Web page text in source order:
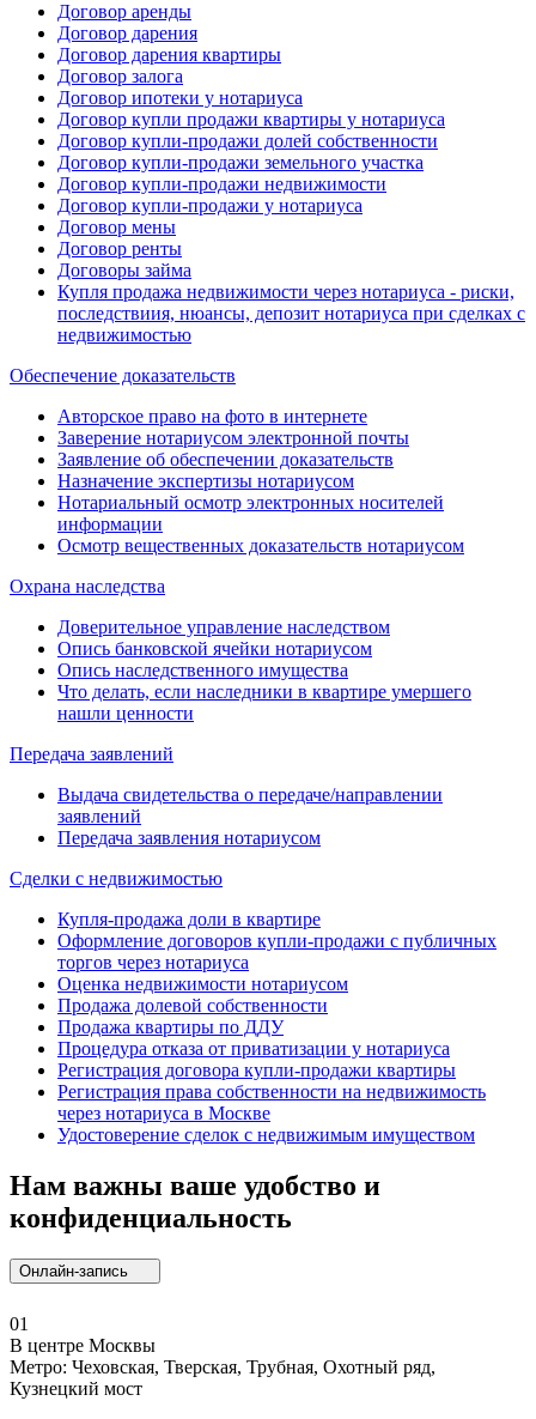
Договор аренды
Договор дарения
Договор дарения квартиры
Договор залога
Договор ипотеки у нотариуса
Договор купли продажи квартиры у нотариуса
Договор купли-продажи долей собственности
Договор купли-продажи земельного участка
Договор купли-продажи недвижимости
Договор купли-продажи у нотариуса
Договор мены
Договор ренты
Договоры займа
Купля продажа недвижимости через нотариуса - риски,
последствиия, нюансы, депозит нотариуса при сделках с
недвижимостью
Обеспечение доказательств
Авторское право на фото в интернете
Заверение нотариусом электронной почты
Заявление об обеспечении доказательств
Назначение экспертизы нотариусом
Нотариальный осмотр электронных носителей
информации
Осмотр вещественных доказательств нотариусом
Охрана наследства
Доверительное управление наследством
Опись банковской ячейки нотариусом
Опись наследственного имущества
Что делать, если наследники в квартире умершего
нашли ценности
Передача заявлений
Выдача свидетельства о передаче/направлении
заявлений
Передача заявления нотариусом
Сделки с недвижимостью
Купля-продажа доли в квартире
Оформление договоров купли-продажи с публичных
торгов через нотариуса
Оценка недвижимости нотариусом
Продажа долевой собственности
Продажа квартиры по ДДУ
Процедура отказа от приватизации у нотариуса
Регистрация договора купли-продажи квартиры
Регистрация права собственности на недвижимость
через нотариуса в Москве
Удостоверение сделок с недвижимым имуществом
Нам важны ваше удобство и
конфиденциальность
Онлайн-запись
01
В центре Москвы
Метро: Чеховская, Тверская, Трубная, Охотный ряд,
Кузнецкий мост